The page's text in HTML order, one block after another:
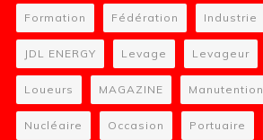
Formation Fédération Industrie
JDL ENERGY Levage Levageur
Loueurs MAGAZINE Manutention
Nucléaire Occasion Portuaire